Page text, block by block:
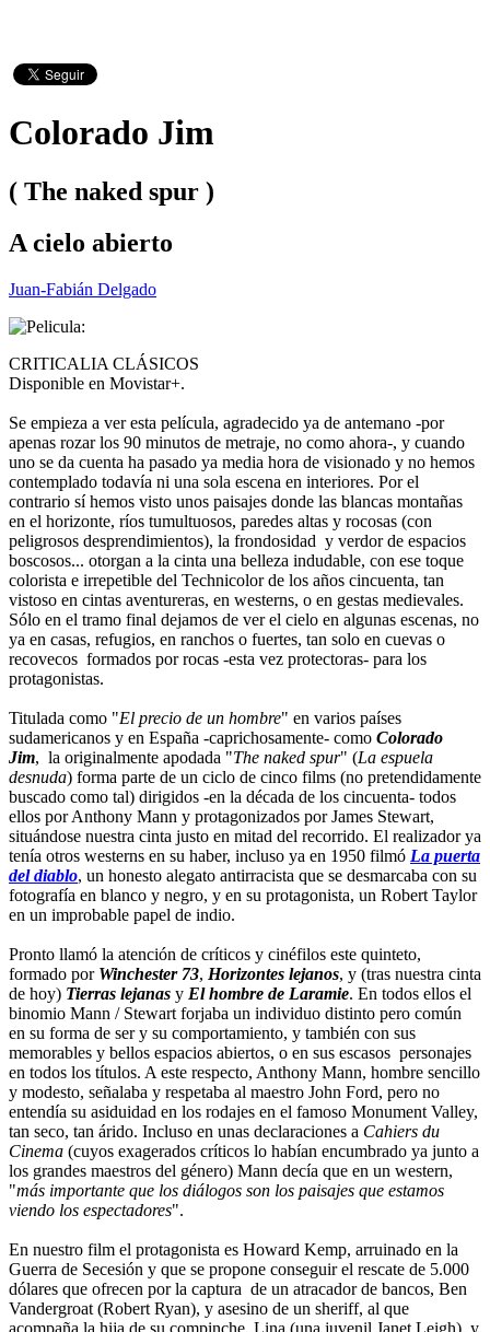
Colorado Jim
( The naked spur )
A cielo abierto
Juan-Fabián Delgado
CRITICALIA CLÁSICOS
Disponible en Movistar+.
Se empieza a ver esta película, agradecido ya de antemano -por
apenas rozar los 90 minutos de metraje, no como ahora-, y cuando
uno se da cuenta ha pasado ya media hora de visionado y no hemos
contemplado todavía ni una sola escena en interiores. Por el
contrario sí hemos visto unos paisajes donde las blancas montañas
en el horizonte, ríos tumultuosos, paredes altas y rocosas (con
peligrosos desprendimientos), la frondosidad y verdor de espacios
boscosos... otorgan a la cinta una belleza indudable, con ese toque
colorista e irrepetible del Technicolor de los años cincuenta, tan
vistoso en cintas aventureras, en westerns, o en gestas medievales.
Sólo en el tramo final dejamos de ver el cielo en algunas escenas, no
ya en casas, refugios, en ranchos o fuertes, tan solo en cuevas o
recovecos formados por rocas -esta vez protectoras- para los
protagonistas.
Titulada como "El precio de un hombre" en varios países
sudamericanos y en España -caprichosamente- como Colorado
Jim, la originalmente apodada "The naked spur" (La espuela
desnuda) forma parte de un ciclo de cinco films (no pretendidamente
buscado como tal) dirigidos -en la década de los cincuenta- todos
ellos por Anthony Mann y protagonizados por James Stewart,
situándose nuestra cinta justo en mitad del recorrido. El realizador ya
tenía otros westerns en su haber, incluso ya en 1950 filmó La puerta
del diablo, un honesto alegato antirracista que se desmarcaba con su
fotografía en blanco y negro, y en su protagonista, un Robert Taylor
en un improbable papel de indio.
Pronto llamó la atención de críticos y cinéfilos este quinteto,
formado por Winchester 73, Horizontes lejanos, y (tras nuestra cinta
de hoy) Tierras lejanas y El hombre de Laramie. En todos ellos el
binomio Mann / Stewart forjaba un individuo distinto pero común
en su forma de ser y su comportamiento, y también con sus
memorables y bellos espacios abiertos, o en sus escasos personajes
en todos los títulos. A este respecto, Anthony Mann, hombre sencillo
y modesto, señalaba y respetaba al maestro John Ford, pero no
entendía su asiduidad en los rodajes en el famoso Monument Valley,
tan seco, tan árido. Incluso en unas declaraciones a Cahiers du
Cinema (cuyos exagerados críticos lo habían encumbrado ya junto a
los grandes maestros del género) Mann decía que en un western,
"más importante que los diálogos son los paisajes que estamos
viendo los espectadores".
En nuestro film el protagonista es Howard Kemp, arruinado en la
Guerra de Secesión y que se propone conseguir el rescate de 5.000
dólares que ofrecen por la captura de un atracador de bancos, Ben
Vandergroat (Robert Ryan), y asesino de un sheriff, al que
acompaña la hija de su compinche, Lina (una juvenil Janet Leigh), y